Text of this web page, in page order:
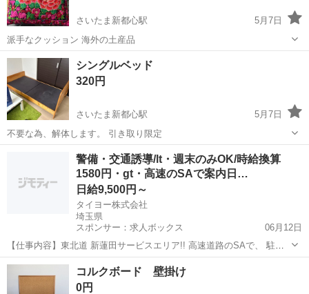
さいたま新都心駅
5月7日
派手なクッション 海外の土産品
埼玉 さいたま市 さいたま新都心駅
ファブリック、カバー
シングルベッド
320円
さいたま新都心駅
5月7日
不要な為、解体します。 引き取り限定
さいたま市 さいたま新都心駅
警備・交通誘導/lt・週末のみOK/時給換算
1580円・gt・高速のSAで案内日…
日給9,500円～
タイヨー株式会社
埼玉県
スポンサー：求人ボックス
06月12日
【仕事内容】東北道 新蓮田サービスエリア!! 高速道路のSAで、 駐車
場を利用する車が スムーズに駐車できるよう ご案内するお仕事です。
現場までの移動も先輩たちと一緒なので 迷うこともありません!
間で高日給...
アルバイト・パート
コルクボード 壁掛け
0円